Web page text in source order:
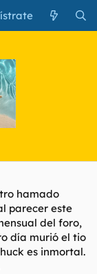
hamado
parecer este
del foro,
día murió el tio
es inmortal.